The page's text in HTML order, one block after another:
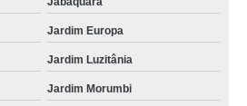
Jardim Europa
Jardim Luzitânia
Jardim Morumbi